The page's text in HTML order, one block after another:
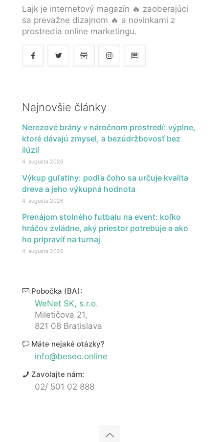
Lajk je internetový magazín 🔥 zaoberajúci
sa prevažne dizajnom 🔥 a novinkami z
prostredia online marketingu.
Najnovšie články
Nerezové brány v náročnom prostredí: výplne,
ktoré dávajú zmysel, a bezúdržbovosť bez
ilúzií
4. augusta 2026
Výkup guľatiny: podľa čoho sa určuje kvalita
dreva a jeho výkupná hodnota
4. augusta 2026
Prenájom stolného futbalu na event: koľko
hráčov zvládne, aký priestor potrebuje a ako
ho pripraviť na turnaj
4. augusta 2026
Pobočka (BA):
WeNet SK, s.r.o.
Miletičova 21,
821 08 Bratislava
Máte nejaké otázky?
info@beseo.online
Zavolajte nám:
02/ 501 02 888